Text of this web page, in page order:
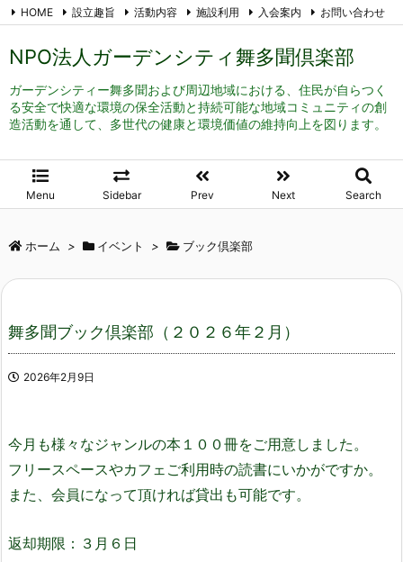
NPO法人ガーデンシティ舞多聞倶楽部
ガーデンシティー舞多聞および周辺地域における、住民が自らつく
る安全で快適な環境の保全活動と持続可能な地域コミュニティの創
造活動を通して、多世代の健康と環境価値の維持向上を図ります。
Menu Sidebar Prev Next Search
HOME 設立趣旨 活動内容 施設利用 入会案内
お問い合わせ
ホーム > イベント > ブック倶楽部
舞多聞ブック倶楽部（２０２６年２月）
2026年2月9日
今月も様々なジャンルの本１００冊をご用意しました。
フリースペースやカフェご利用時の読書にいかがですか。
また、会員になって頂ければ貸出も可能です。
返却期限：３月６日